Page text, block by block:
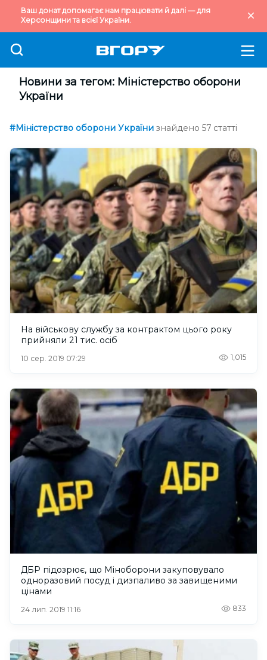
Ваш донат допомагає нам працювати й далі — для
Херсонщини та всієї України.
Новини за тегом: Міністерство оборони
України
#Міністерство оборони України знайдено 57 статті
На військову службу за контрактом цього року
прийняли 21 тис. осіб
10 сер. 2019 07:29 1,015
ДБР підозрює, що Міноборони закуповувало
одноразовий посуд і дизпаливо за завищеними
цінами
24 лип. 2019 11:16 833